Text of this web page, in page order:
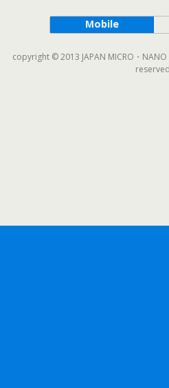
Mobile
copyright © 2013 JAPAN MICRO・NANO